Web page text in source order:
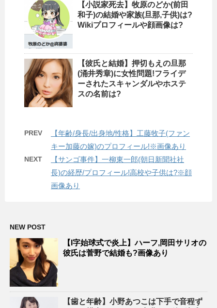
【小説家死去】牧原のどか(前田
和子)の結婚や家族(旦那,子供)は?
Wikiプロフィールや顔画像は?
【彼氏と結婚】押切もえの旦那
(涌井秀章)に女性問題!フライデ
ーされたスキャンダルやホステ
スの名前は?
PREV
【年齢/身長/出身地/性格】工藤牧子(ファン
キー加藤の嫁)のプロフィール!※画像あり
NEXT
【サンゴ事件】一柳東一郎(朝日新聞社社
長)の経歴/プロフィール!高校や子供は?※顔
画像あり
NEW POST
【I字始球式で炎上】ハーフ,岡田サリオの
彼氏は菅野で結婚も?画像あり
【歯と年齢】小野あつこは下手で音程ず